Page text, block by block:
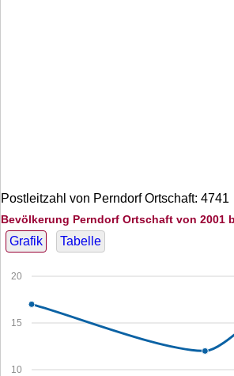
Postleitzahl von Perndorf Ortschaft: 4741
Bevölkerung Perndorf Ortschaft von 2001
Grafik Tabelle
10
15
20